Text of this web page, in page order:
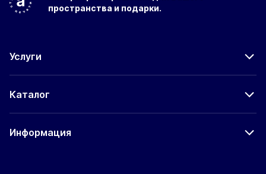
пространства и подарки.
Услуги
Каталог
Информация